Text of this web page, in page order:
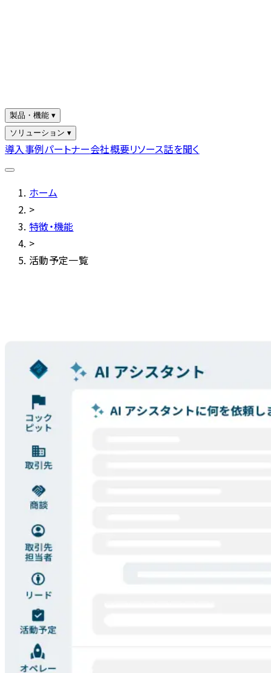
製品・機能 ▾
ソリューション ▾
導入事例パートナー会社概要リソース話を聞く
ホーム
>
特徴・機能
>
活動予定一覧